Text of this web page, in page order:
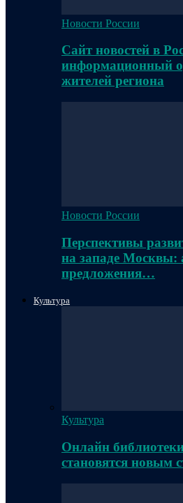
Новости России
Сайт новостей в
информационный
жителей региона
Новости России
Перспективы
на западе Москвы:
предложения…
Культура
Культура
Онлайн
становятся новым